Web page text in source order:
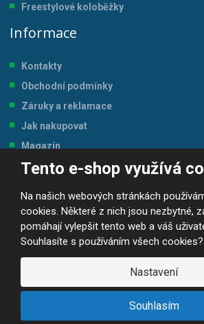
Tento e-shop využívá
Na našich webových stránkách
cookies. Některé z nich jsou nezbytné,
pomáhají vylepšit tento web a váš
Souhlasíte s používáním všech cookies?
Nastavení
Souhlasím
Freestylové koloběžky
Informace
Kontakty
Obchodní podmínky
Záruky a reklamace
Jak nakupovat
Magazín
Tabulka velikostí
© 2026, JP-SPORT.CZ SPORTOVNÍ POTŘEBY
Prohlášení o přístupnosti |Mapa stránek ||GDPR
VYROBILA
R